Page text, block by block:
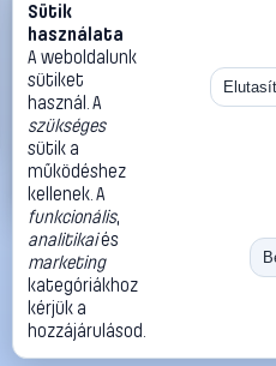
#2564642
WOLF-Garten 73CGA004650
Bypass
WOLF-Garten
15 990 Ft
Kosárba
«
Méret:
©2026
ThermoScope
ÁSZF
Cégbemutató
Sütik
használata
A weboldalunk
sütiket
használ. A
szükséges
sütik a
működéshez
kellenek. A
funkcionális,
analitikaiés
marketing
kategóriákhoz
kérjük a
hozzájárulásod.